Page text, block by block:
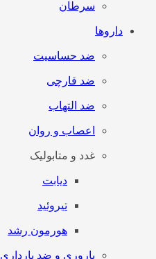
سرطان
داروها
ضد حساسیت
ضد قارچی
ضد التهاب
اعصاب و روان
غدد و متابولیک
دیابت
تیروئید
هورمون رشد
باروری و ضد بارداری